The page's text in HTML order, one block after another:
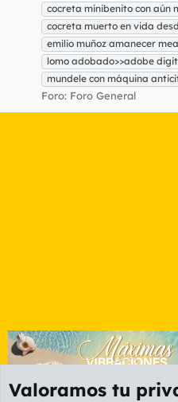
cocreta minibenito con aún
cocreta muerto en vida
emilio muñoz amanecer
lomo adobado>>adobe
mundele con máquina
Foro: Foro General
Valoramos tu